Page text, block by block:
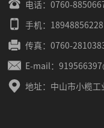
电话：0760-
手机： 18948856228
传真：0760-
E-mail：
地址：中山市小榄